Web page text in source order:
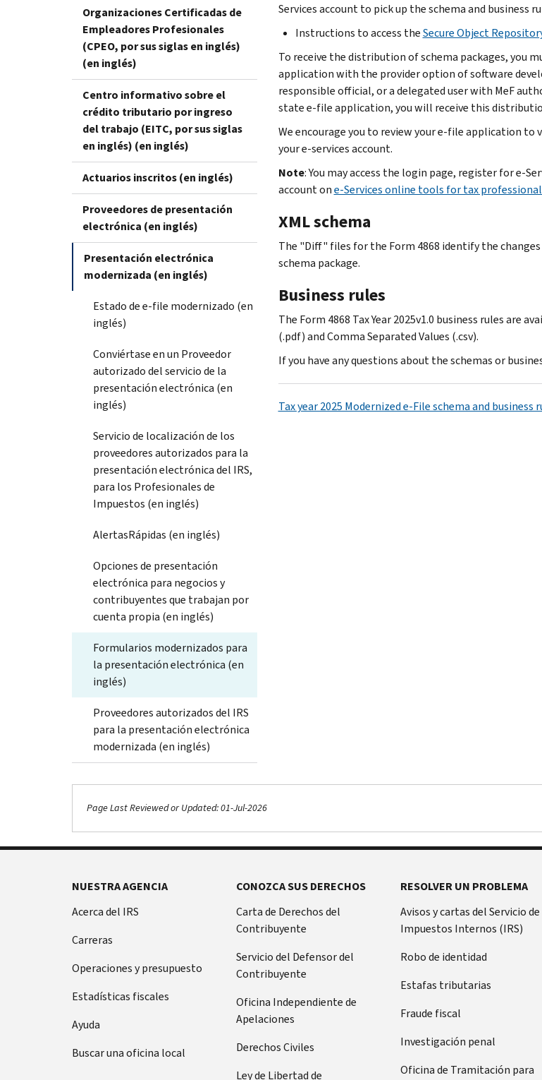
Organizaciones Certificadas de
Empleadores Profesionales
(CPEO, por sus siglas en inglés)
(en inglés)
Centro informativo sobre el
crédito tributario por ingreso
del trabajo (EITC, por sus siglas
en inglés) (en inglés)
Actuarios inscritos (en inglés)
Proveedores de presentación
electrónica (en inglés)
Presentación electrónica
modernizada (en inglés)
Estado de e-file modernizado (en
inglés)
Conviértase en un Proveedor
autorizado del servicio de la
presentación electrónica (en
inglés)
Servicio de localización de los
proveedores autorizados para la
presentación electrónica del IRS,
para los Profesionales de
Impuestos (en inglés)
AlertasRápidas (en inglés)
Opciones de presentación
electrónica para negocios y
contribuyentes que trabajan por
cuenta propia (en inglés)
Formularios modernizados para
la presentación electrónica (en
inglés)
Proveedores autorizados del IRS
para la presentación electrónica
modernizada (en inglés)
Services account to pick up the schema and business
Instructions to access theSecure Object
To receive the distribution of schema packages, you
application with the provider option of software
responsible official, or a delegated user with MeF
state e-file application, you will receive this
We encourage you to review your e-file application to
your e-services account.
Note: You may access the login page, register for
account one-Services online tools for tax
XML schema
The "Diff" files for the Form 4868 identify the changes
schema package.
Business rules
The Form 4868 Tax Year 2025v1.0 business rules
(.pdf) and Comma Separated Values (.csv).
If you have any questions about the schemas or
Tax year 2025 Modernized e-File schema and
Page Last Reviewed or Updated: 01-Jul-2026
NUESTRA AGENCIA
Acerca del IRS
Carreras
Operaciones y presupuesto
Estadísticas fiscales
Ayuda
Buscar una oficina local
CONOZCA SUS DERECHOS
Carta de Derechos del
Contribuyente
Servicio del Defensor del
Contribuyente
Oficina Independiente de
Apelaciones
Derechos Civiles
Ley de Libertad de
RESOLVER UN PROBLEMA
Avisos y cartas del Servicio de
Impuestos Internos (IRS)
Robo de identidad
Estafas tributarias
Fraude fiscal
Investigación penal
Oficina de Tramitación para